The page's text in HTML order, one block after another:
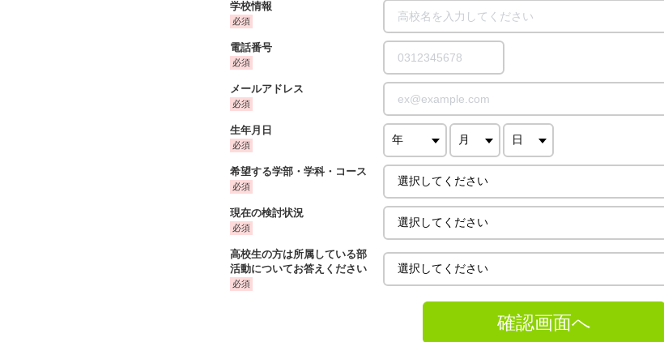
学校情報
電話番号
メールアドレス
生年月日
希望する学部・学科・コース
現在の検討状況
高校生の方は所属している部
活動についてお答えください
確認画面へ